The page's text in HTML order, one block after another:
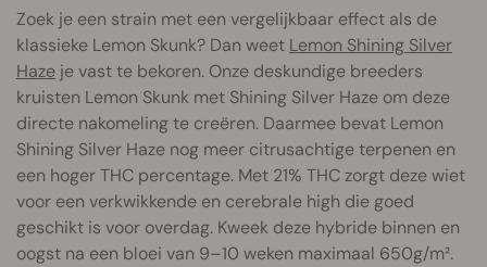
Zoek je een strain met een vergelijkbaar effect als de
klassieke Lemon Skunk? Dan weet Lemon Shining Silver
Haze je vast te bekoren. Onze deskundige breeders
kruisten Lemon Skunk met Shining Silver Haze om deze
directe nakomeling te creëren. Daarmee bevat Lemon
Shining Silver Haze nog meer citrusachtige terpenen en
een hoger THC percentage. Met 21% THC zorgt deze wiet
voor een verkwikkende en cerebrale high die goed
geschikt is voor overdag. Kweek deze hybride binnen en
oogst na een bloei van 9–10 weken maximaal 650g/m².